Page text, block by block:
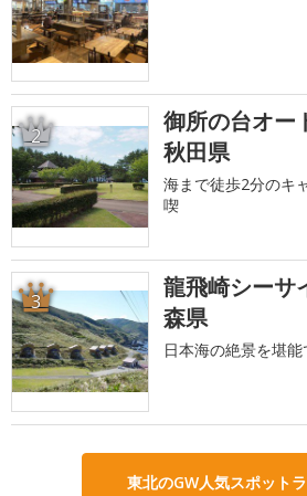
2
御所の台オー
秋田県
海まで徒歩2分のキ
喫
3
龍飛崎シーサ
森県
日本海の絶景を堪
東北のGW人気スポット